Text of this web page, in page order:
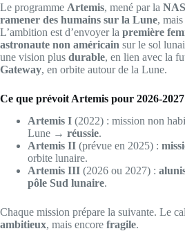
Le programme Artemis, mené par la
ramener des humains sur la Lune,
L’ambition est d’envoyer la première
astronaute non américain sur le sol
une vision plus durable, en lien avec la
Gateway, en orbite autour de la Lune.
Ce que prévoit Artemis pour 2026-2027
Artemis I (2022) : mission non
Lune → réussie.
Artemis II (prévue en 2025) :
orbite lunaire.
Artemis III (2026 ou 2027) :
pôle Sud lunaire.
Chaque mission prépare la suivante. Le
ambitieux, mais encore fragile.